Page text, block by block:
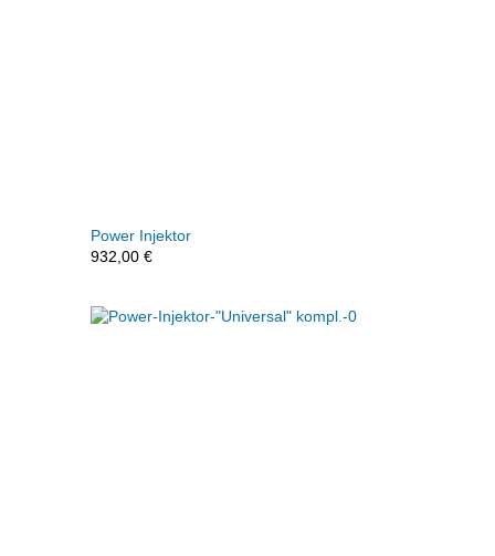
Power Injektor
932,00 €